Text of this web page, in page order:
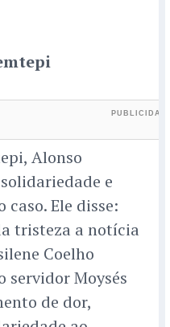
Alonso
e
Ele disse:
tristeza a notícia
Coelho
servidor Moysés
de dor,